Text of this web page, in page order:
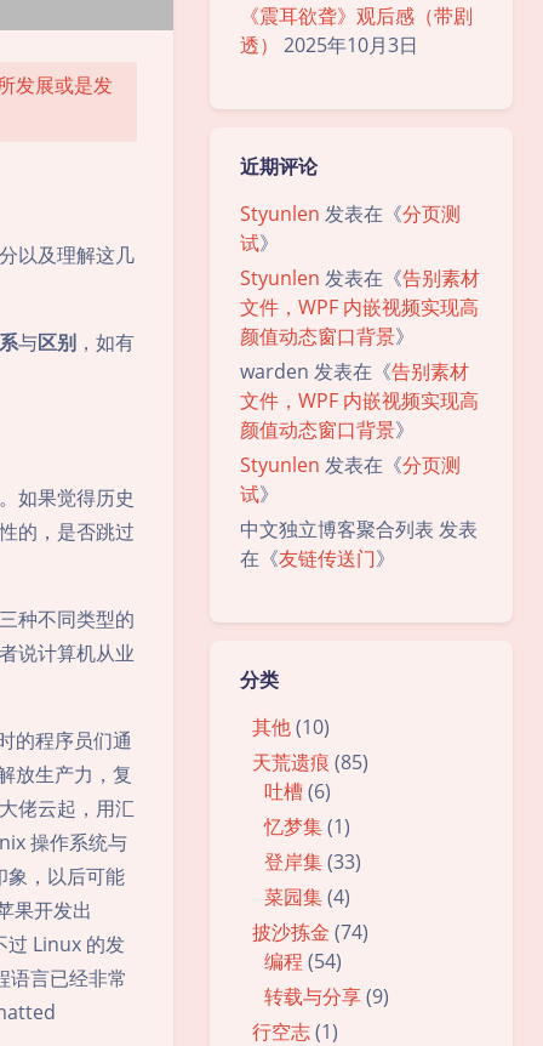
《震耳欲聋》观后感（带剧
透）
2025年10月3日
近期评论
Styunlen 发表在《分页测
试》
Styunlen 发表在《告别素材
文件，WPF 内嵌视频实现高
颜值动态窗口背景》
warden 发表在《告别素材
文件，WPF 内嵌视频实现高
颜值动态窗口背景》
Styunlen 发表在《分页测
试》
中文独立博客聚合列表 发表
在《友链传送门》
分类
其他(10)
天荒遗痕 (85)
吐槽(6)
忆梦集(1)
登岸集(33)
菜园集(4)
披沙拣金 (74)
编程 (54)
转载与分享(9)
行空志(1)
发展或是发
以及理解这几
与区别 ，如有
如果觉得历史
的，是否跳过
种不同类型的
说计算机从业
的程序员们通
放生产力，复
佬云起，用汇
操作系统与
象，以后可能
果开发出
过 Linux 的发
语言已经非常